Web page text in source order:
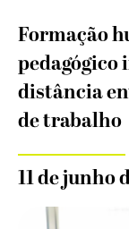
Formação
distância
de trabalho
11 de junho